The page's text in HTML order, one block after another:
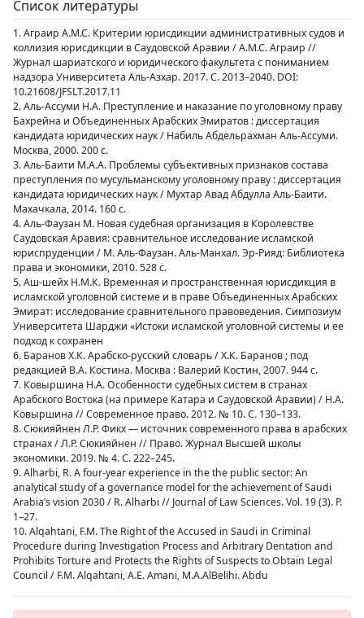
Список литературы
1. Аграир А.М.С. Критерии юрисдикции административных судов и
коллизия юрисдикции в Саудовской Аравии / А.М.С. Аграир //
Журнал шариатского и юридического факультета с пониманием
надзора Университета Аль-Азхар. 2017. С. 2013–2040. DOI:
10.21608/JFSLT.2017.11
2. Аль-Ассуми Н.А. Преступление и наказание по уголовному праву
Бахрейна и Объединенных Арабских Эмиратов : диссертация
кандидата юридических наук / Набиль Абдельрахман Аль-Ассуми.
Москва, 2000. 200 с.
3. Аль-Баити М.А.А. Проблемы субъективных признаков состава
преступления по мусульманскому уголовному праву : диссертация
кандидата юридических наук / Мухтар Авад Абдулла Аль-Баити.
Махачкала, 2014. 160 с.
4. Аль-Фаузан М. Новая судебная организация в Королевстве
Саудовская Аравия: сравнительное исследование исламской
юриспруденции / М. Аль-Фаузан. Аль-Манхал. Эр-Рияд: Библиотека
права и экономики, 2010. 528 с.
5. Аш-шейх Н.М.К. Временная и пространственная юрисдикция в
исламской уголовной системе и в праве Объединенных Арабских
Эмират: исследование сравнительного правоведения. Симпозиум
Университета Шарджи «Истоки исламской уголовной системы и ее
подход к сохранен
6. Баранов Х.К. Арабско-русский словарь / Х.К. Баранов ; под
редакцией В.А. Костина. Москва : Валерий Костин, 2007. 944 с.
7. Ковыршина Н.А. Особенности судебных систем в странах
Арабского Востока (на примере Катара и Саудовской Аравии) / Н.А.
Ковыршина // Современное право. 2012. № 10. С. 130–133.
8. Сюкияйнен Л.Р. Фикх — источник современного права в арабских
странах / Л.Р. Сюкияйнен // Право. Журнал Высшей школы
экономики. 2019. № 4. С. 222–245.
9. Alharbi, R. A four-year experience in the the public sector: An
analytical study of a governance model for the achievement of Saudi
Arabia’s vision 2030 / R. Alharbi // Journal of Law Sciences. Vol. 19 (3). P.
1–27.
10. Alqahtani, F.M. The Right of the Accused in Saudi in Criminal
Procedure during Investigation Process and Arbitrary Dentation and
Prohibits Torture and Protects the Rights of Suspects to Obtain Legal
Council / F.M. Alqahtani, A.Е. Amani, M.A.AlBelihi. Abdu